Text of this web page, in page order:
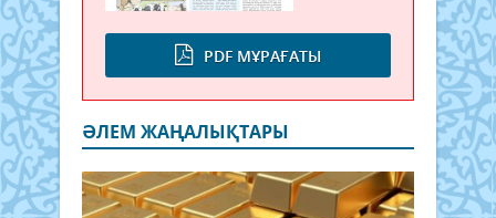
PDF МҰРАҒАТЫ
ӘЛЕМ ЖАҢАЛЫҚТАРЫ